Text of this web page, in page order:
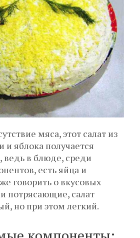
мяса, этот салат из
и яблока получается
в блюде, среди
есть яйца и
говорить о вкусовых
потрясающие, салат
но при этом легкий.